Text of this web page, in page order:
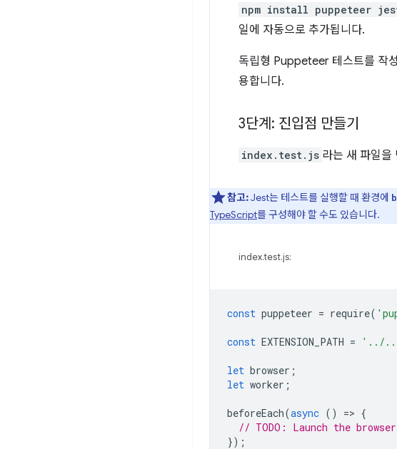
npm install puppeteer
일에 자동으로 추가됩니다.
독립형 Puppeteer 테스트를 작
용합니다.
3단계: 진입점 만들기
index.test.js 라는 새 파일을
참고:Jest는 테스트를 실행할 때 환경에
TypeScript를 구성해야 할 수도 있습니다.
index.test.js:
const puppeteer = require(
const EXTENSION_PATH = '../../
let browser ;
let worker ;
beforeEach(async () => {
// TODO: Launch the
});